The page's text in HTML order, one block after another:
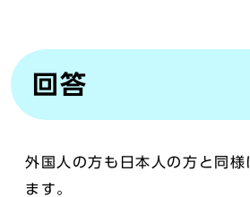
回答
外国人の方も日本人の方と同様
ます。